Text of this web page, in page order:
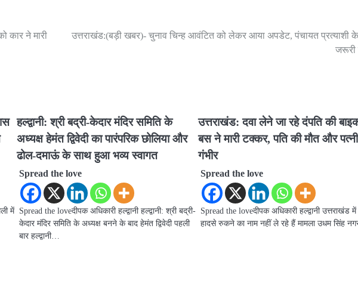
कार ने मारी
उत्तराखंड:(बड़ी खबर)- चुनाव चिन्ह आवंटित को लेकर आया अपडेट, पंचायत प्रत्याशी
जरूरी
में
हल्द्वानी: श्री बद्री-केदार मंदिर समिति के
अध्यक्ष हेमंत द्विवेदी का पारंपरिक छोलिया और
ढोल-दमाऊं के साथ हुआ भव्य स्वागत
Spread the love
Spread the loveदीपक अधिकारी हल्द्वानी हल्द्वानी: श्री बद्री-
केदार मंदिर समिति के अध्यक्ष बनने के बाद हेमंत द्विवेदी पहली
बार हल्द्वानी…
उत्तराखंड: दवा लेने जा रहे दंपति की
बस ने मारी टक्कर, पति की मौत और पत्नी
गंभीर
Spread the love
Spread the loveदीपक अधिकारी हल्द्वानी उत्तराखंड
हादसे रुकने का नाम नहीं ले रहे हैं मामला उधम सिंह